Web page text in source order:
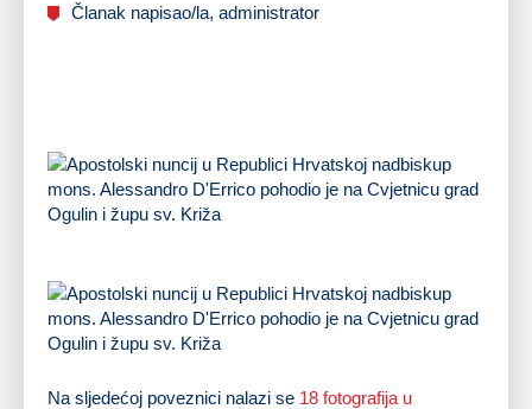
Članak napisao/la, administrator
Na sljedećoj poveznici nalazi se 18 fotografija u